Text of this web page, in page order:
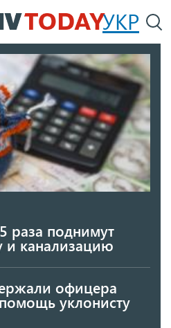
Перейти
к
содержанию
УКР
раза поднимут
и канализацию
офицера
уклонисту